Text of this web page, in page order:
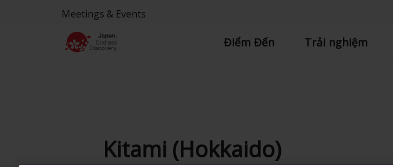
Meetings & Events
Điểm Đến Trải nghiệm
Kitami (Hokkaido)